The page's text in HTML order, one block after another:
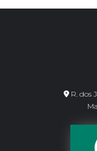
R. dos